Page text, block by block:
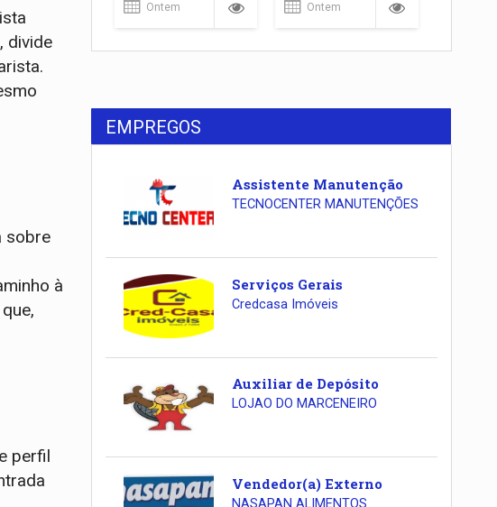
divide
sobre
à
perfil
Ontem Ontem
EMPREGOS
Assistente Manutenção
TECNOCENTER MANUTENÇÕES
Serviços Gerais
Credcasa Imóveis
Auxiliar de Depósito
LOJAO DO MARCENEIRO
Vendedor(a) Externo
NASAPAN ALIMENTOS